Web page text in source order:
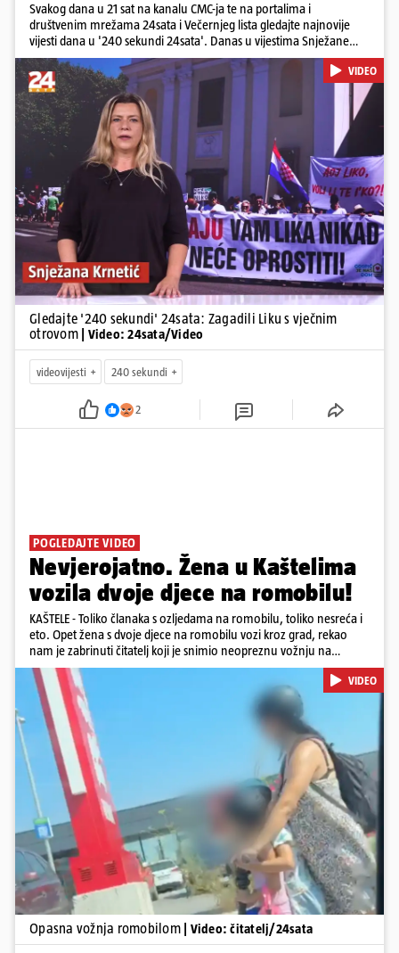
Svakog dana u 21 sat na kanalu CMC-ja te na portalima i
društvenim mrežama 24sata i Večernjeg lista gledajte najnovije
vijesti dana u '240 sekundi 24sata'. Danas u vijestima Snježane
Krnetić: Lika teško zagađena s 37.000 tona opasnog otpada, Troje
poginulih u nesreći u Zagrebu, Uhićen načelnik Svetog Ivana
Žabna, Borba za život Denisa Vejzovića, Krajaču režu ovlasti: Slijedi
otkaz...
Pokretanje videa...
VIDEO
Gledajte '240 sekundi' 24sata: Zagadili Liku s vječnim
otrovom
| Video: 24sata/Video
videovijesti 240 sekundi
2
POGLEDAJTE VIDEO
Nevjerojatno. Žena u Kaštelima
vozila dvoje djece na romobilu!
KAŠTELE - Toliko članaka s ozljedama na romobilu, toliko nesreća i
eto. Opet žena s dvoje djece na romobilu vozi kroz grad, rekao
nam je zabrinuti čitatelj koji je snimio neopreznu vožnju na
romobilu u četvrtak prijepodne kroz Kaštele. Podsjetimo, mjesec i
pol od smrti dječaka (14) u Metkoviću, pad s električnog romobila
odnio je još jedan mladi život. Unatoč naporima liječnika KBC-a
Zagreb, u ponedjeljak maloljetnik je podlegao ozljedama
zadobivenima u padu s romobila.
Pokretanje videa...
VIDEO
Opasna vožnja romobilom | Video: čitatelj/24sata